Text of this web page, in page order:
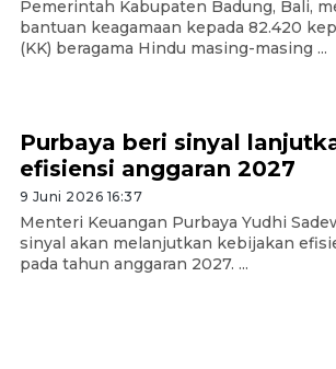
Pemerintah Kabupaten Badung, Bali,
bantuan keagamaan kepada 82.420
(KK) beragama Hindu masing-masing ...
Purbaya beri sinyal
efisiensi anggaran 2027
9 Juni 2026 16:37
Menteri Keuangan Purbaya Yudhi
sinyal akan melanjutkan kebijakan
pada tahun anggaran 2027. ...
Sebanyak 62
selamat dari
4 Agustus 2026 19:23